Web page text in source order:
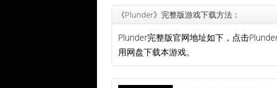
《Plunder》完整版游戏下载方法：
Plunder完整版官网地址如下，点击
用网盘下载本游戏。